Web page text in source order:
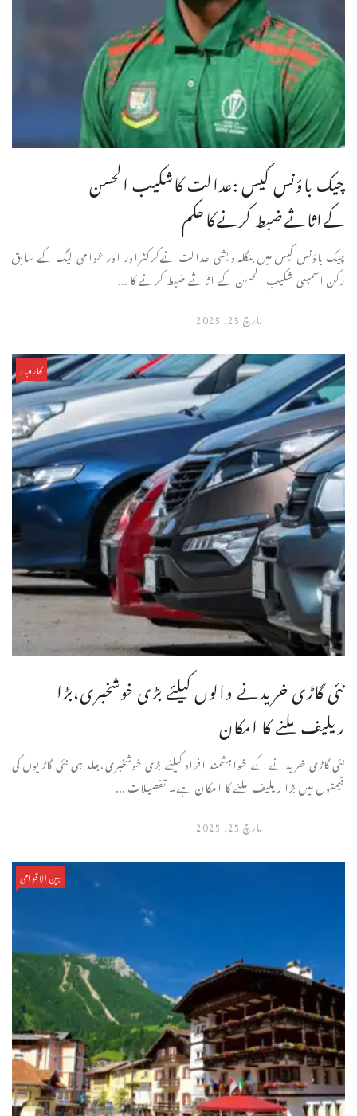
چیک باؤنس کیس :عدالت کاشکیب الحسن
کےاثاثےضبط کرنےکاحکم
چیک باؤنس کیس میں بنگلہ دیشی عدالت نےکرکٹراور اور عوامی لیگ کے سابق
رکن اسمبلی شکیب الحسن کے اثاثے ضبط کرنے کا ...
مارچ 25, 2025
کاروبار
نئی گاڑی خریدنے والوں کیلئے بڑی خوشخبری،بڑا
ریلیف ملنے کا امکان
نئی گاڑی خریدنے کے خواہشمند افراد کیلئے بڑی خوشخبری،جلد ہی نئی گاڑیوں کی
قیمتوں میں بڑا ریلیف ملنے کا امکان ہے۔ تفصیلات ...
مارچ 25, 2025
بین الاقوامی